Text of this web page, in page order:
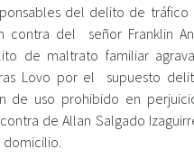
del delito de tráfico
contra del señor Franklin
de maltrato familiar
Lovo por el supuesto
de uso prohibido en
de Allan Salgado